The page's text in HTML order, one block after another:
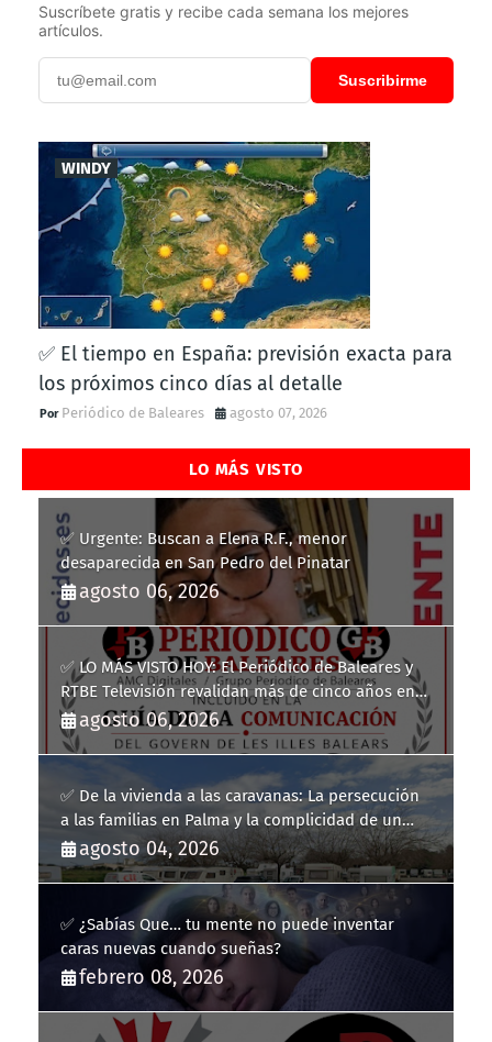
Suscríbete gratis y recibe cada semana los mejores
artículos.
Suscribirme
WINDY
✅ El tiempo en España: previsión exacta para
los próximos cinco días al detalle
Periódico de Baleares agosto 07, 2026
LO MÁS VISTO
✅ Urgente: Buscan a Elena R.F., menor
desaparecida en San Pedro del Pinatar
agosto 06, 2026
✅ LO MÁS VISTO HOY: El Periódico de Baleares y
RTBE Televisión revalidan más de cinco años en
la Guía de la Comunicación del Govern de les Illes
Balears
agosto 06, 2026
✅ De la vivienda a las caravanas: La persecución
a las familias en Palma y la complicidad de un
fracaso heredado
agosto 04, 2026
✅ ¿Sabías Que… tu mente no puede inventar
caras nuevas cuando sueñas?
febrero 08, 2026